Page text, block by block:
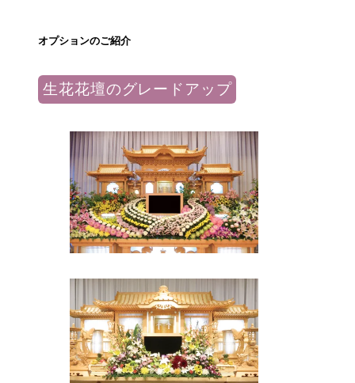
オプションのご紹介
生花花壇のグレードアップ